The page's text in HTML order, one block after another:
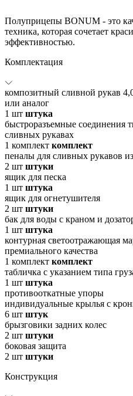
Полуприцепы BONUM - это
техника, которая сочетает
эффективностью.
Комплектация
композитный сливной рукав
или аналог
1 шт штука
быстроразъемные соединения
сливных рукавах
1 комплект комплект
пеналы для сливных рукавов
2 шт штуки
ящик для песка
1 шт штука
ящик для огнетушителя
2 шт штуки
бак для воды с краном и
1 шт штука
контурная светоотражающая
премиального качества
1 комплект комплект
табличка с указанием типа
1 шт штука
противооткатные упоры
индивидуальные крылья с
6 шт штук
брызговики задних колес
2 шт штуки
боковая защита
2 шт штуки
Конструкция